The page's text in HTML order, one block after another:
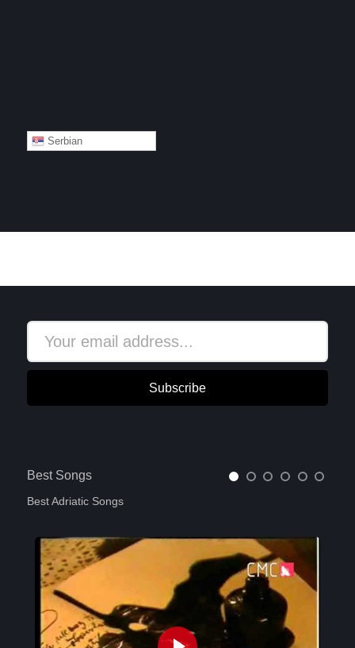
Serbian
Subscribe
Best Songs
Best Adriatic Songs